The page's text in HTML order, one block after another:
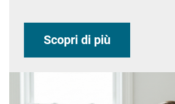
Scopri di più